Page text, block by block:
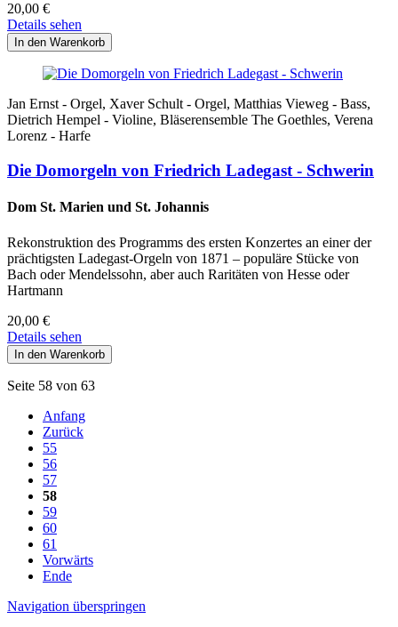
20,00 €
Details sehen
Jan Ernst - Orgel, Xaver Schult - Orgel, Matthias Vieweg - Bass,
Dietrich Hempel - Violine, Bläserensemble The Goethles, Verena
Lorenz - Harfe
Die Domorgeln von Friedrich Ladegast - Schwerin
Dom St. Marien und St. Johannis
Rekonstruktion des Programms des ersten Konzertes an einer der
prächtigsten Ladegast-Orgeln von 1871 – populäre Stücke von
Bach oder Mendelssohn, aber auch Raritäten von Hesse oder
Hartmann
20,00 €
Details sehen
Seite 58 von 63
Anfang
Zurück
55
56
57
58
59
60
61
Vorwärts
Ende
Navigation überspringen